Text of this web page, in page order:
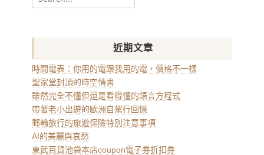
for:
近期文章
時間電表：你用的電跟我用的電，價格不一樣
聖家堂封頂的時空情書
雖然完全不懂但還是看得懂的語言方程式
帶著老小出遊的歐洲自駕行回憶
郵輪旅行的旅遊保險特別注意事項
AI的美麗與哀愁
東武百貨池袋本店coupon電子券折扣券